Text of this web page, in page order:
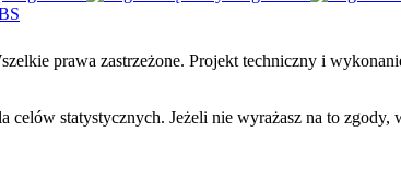
prawa zastrzeżone. Projekt techniczny i
statystycznych. Jeżeli nie wyrażasz na to zgody,